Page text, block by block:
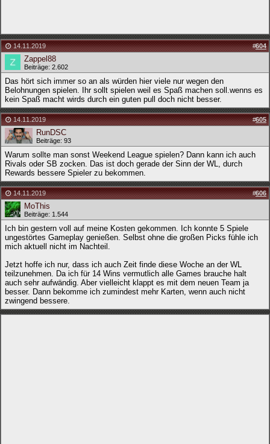
14.11.2019 #604
Zappel88
Beiträge: 2.602
Das hört sich immer so an als würden hier viele nur wegen den
Belohnungen spielen. Ihr sollt spielen weil es Spaß machen soll.wenns es
kein Spaß macht wirds durch ein guten pull doch nicht besser.
14.11.2019 #605
RunDSC
Beiträge: 93
Warum sollte man sonst Weekend League spielen? Dann kann ich auch
Rivals oder SB zocken. Das ist doch gerade der Sinn der WL, durch
Rewards bessere Spieler zu bekommen.
14.11.2019 #606
MoThis
Beiträge: 1.544
Ich bin gestern voll auf meine Kosten gekommen. Ich konnte 5 Spiele
ungestörtes Gameplay genießen. Selbst ohne die großen Picks fühle ich
mich aktuell nicht im Nachteil.
Jetzt hoffe ich nur, dass ich auch Zeit finde diese Woche an der WL
teilzunehmen. Da ich für 14 Wins vermutlich alle Games brauche halt
auch sehr aufwändig. Aber vielleicht klappt es mit dem neuen Team ja
besser. Dann bekomme ich zumindest mehr Karten, wenn auch nicht
zwingend bessere.